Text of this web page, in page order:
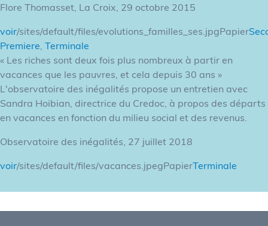
Flore Thomasset, La Croix, 29 octobre 2015
voir/sites/default/files/evolutions_familles_ses.jpgPapier
Premiere, Terminale
« Les riches sont deux fois plus nombreux à partir en
vacances que les pauvres, et cela depuis 30 ans »
L'observatoire des inégalités propose un entretien avec
Sandra Hoibian, directrice du Credoc, à propos des départs
en vacances en fonction du milieu social et des revenus.
Observatoire des inégalités, 27 juillet 2018
voir/sites/default/files/vacances.jpegPapierTerminale